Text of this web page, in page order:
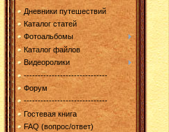
Дневники путешествий
Каталог статей
Фотоальбомы
Каталог файлов
Видеоролики
------------------------------
Форум
------------------------------
Гостевая книга
FAQ (вопрос/ответ)